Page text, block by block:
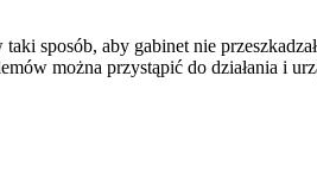
sposób, aby gabinet nie
można przystąpić do działania i